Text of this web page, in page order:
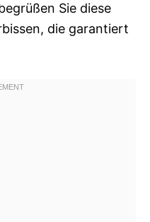
Sie diese
die garantiert